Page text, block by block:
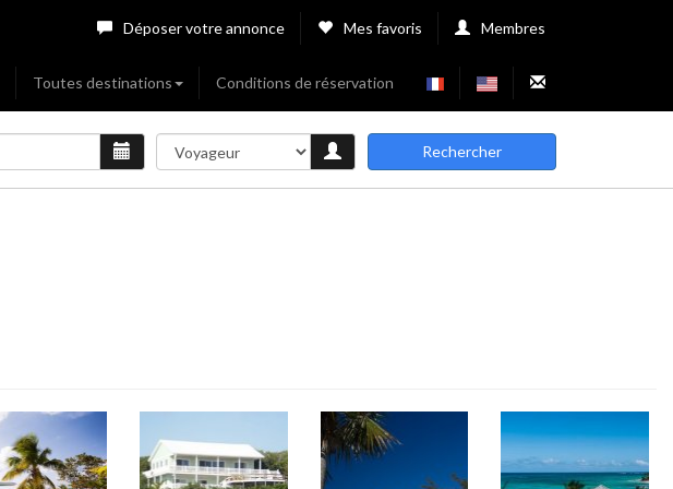
Déposer votre annonce Mes favoris Membres
Toutes destinations Conditions de réservation
Rechercher